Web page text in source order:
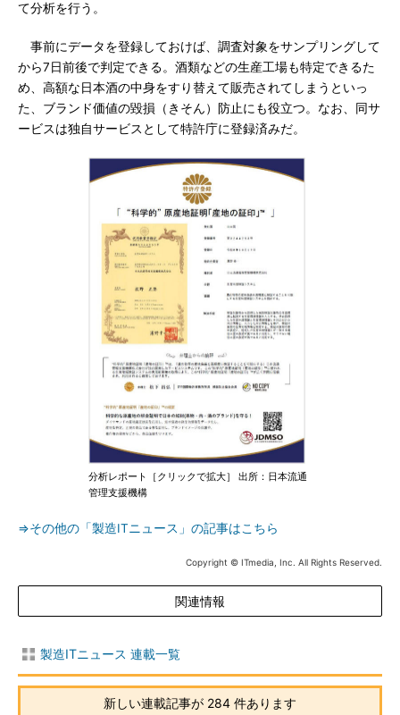
て分析を行う。
事前にデータを登録しておけば、調査対象をサンプリングして
から7日前後で判定できる。酒類などの生産工場も特定できるた
め、高額な日本酒の中身をすり替えて販売されてしまうといっ
た、ブランド価値の毀損（きそん）防止にも役立つ。なお、同サ
ービスは独自サービスとして特許庁に登録済みだ。
分析レポート［クリックで拡大］ 出所：日本流通
管理支援機構
⇒その他の「製造ITニュース」の記事はこちら
Copyright © ITmedia, Inc. All Rights Reserved.
関連情報
製造ITニュース 連載一覧
新しい連載記事が 284 件あります